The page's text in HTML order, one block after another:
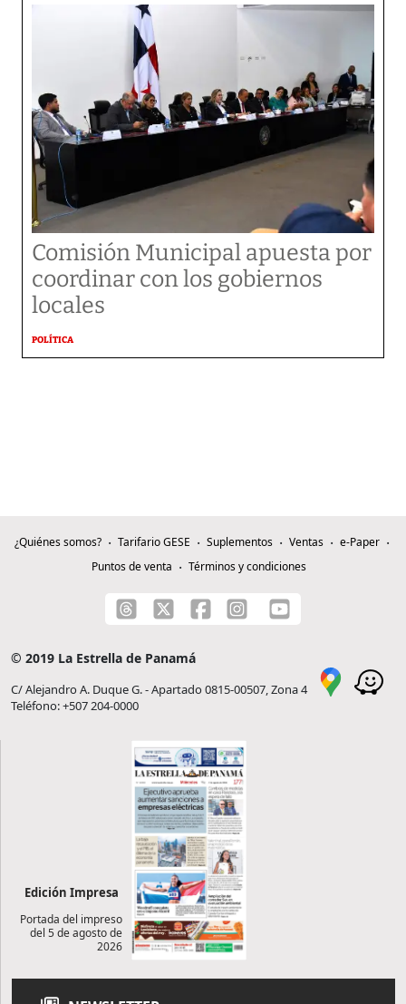
Comisión Municipal apuesta por
coordinar con los gobiernos
locales
POLÍTICA
¿Quiénes somos? Tarifario GESE Suplementos Ventas
e-Paper
Puntos de venta
Términos y condiciones
© 2019 La Estrella de Panamá
C/ Alejandro A. Duque G. - Apartado 0815-00507, Zona 4
Teléfono: +507 204-0000
Edición Impresa
Portada del impreso
del 5 de agosto de
2026